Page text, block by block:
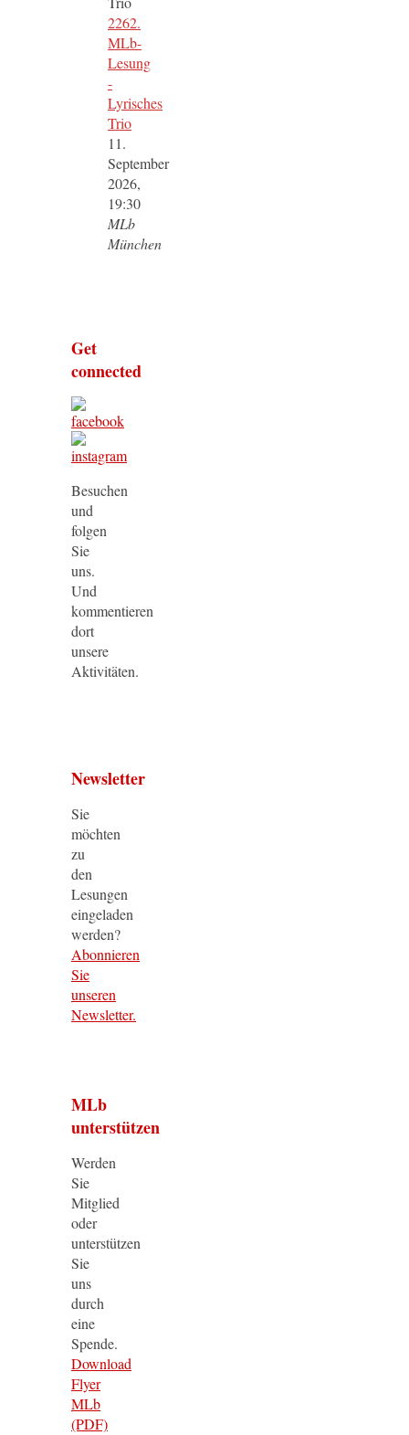
2262.
MLb-
Lesung
-
Lyrisches
Trio
11.
September
2026,
19:30
MLb
München
Get
connected
Besuchen
und
folgen
Sie
uns.
Und
kommentieren
dort
unsere
Aktivitäten.
Newsletter
Sie
möchten
zu
den
Lesungen
eingeladen
werden?
Abonnieren
Sie
unseren
Newsletter.
MLb
unterstützen
Werden
Sie
Mitglied
oder
unterstützen
Sie
uns
durch
eine
Spende.
Download
Flyer
MLb
(PDF)